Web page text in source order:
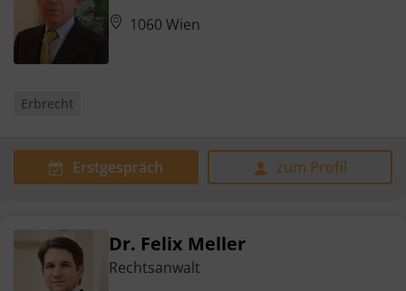
1060 Wien
Erbrecht
Erstgespräch zum Profil
Dr. Felix Meller
Rechtsanwalt